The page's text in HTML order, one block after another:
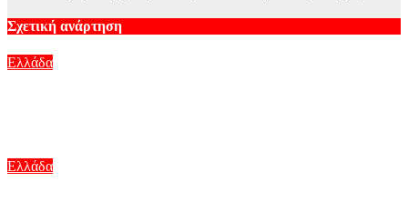
Σχετική ανάρτηση
Ελλάδα
Ελλάδα